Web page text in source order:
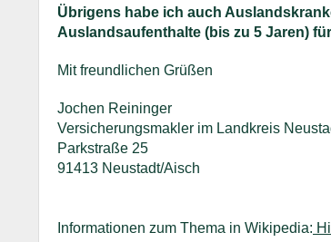
Übrigens habe ich auch
Auslandsaufenthalte (bis zu 5 Jaren)
Mit freundlichen Grüßen
Jochen Reininger
Versicherungsmakler im Landkreis
Parkstraße 25
91413 Neustadt/Aisch
Informationen zum Thema in Wikipedia: